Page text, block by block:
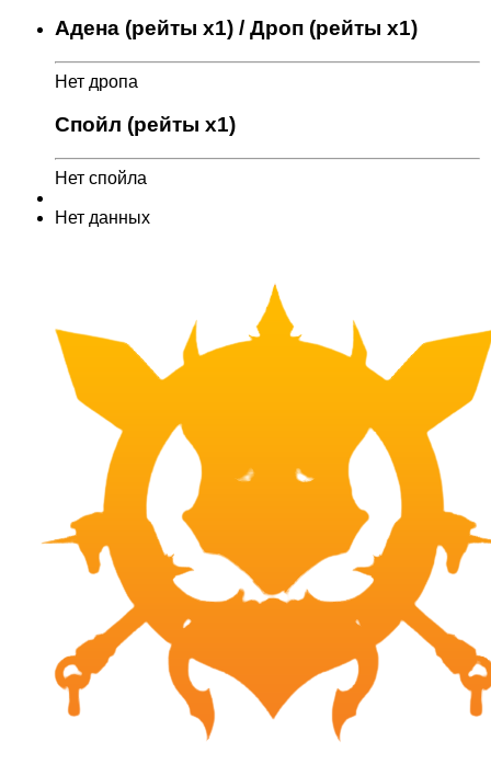
Адена (рейты x1) / Дроп (рейты x1)
Нет дропа
Спойл (рейты x1)
Нет спойла
Нет данных